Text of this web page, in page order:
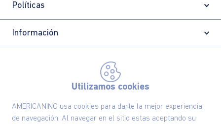
Utilizamos cookies
AMERICANINO usa cookies para darte la mejor experiencia
de navegación. Al navegar en el sitio estas aceptando su
Políticas
Información